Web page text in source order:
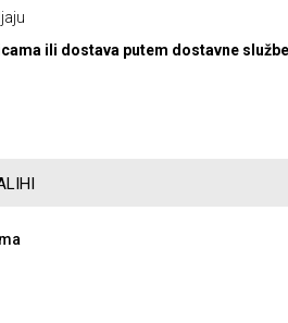
ili dostava putem dostavne